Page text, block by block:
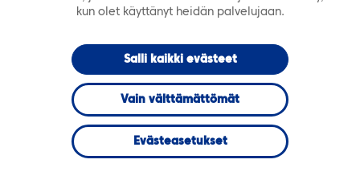
kun olet käyttänyt heidän palvelujaan.
Salli kaikki evästeet
Vain välttämättömät
Evästeasetukset
puitesopimuksen
toimittajaksi
valikoitui
Kirjavälitys Oy